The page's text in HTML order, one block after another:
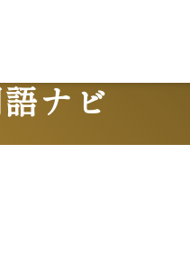
ナビ